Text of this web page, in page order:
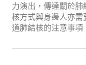
力演出，傳達關於
核方式與身邊人亦需
道肺結核的注意事項